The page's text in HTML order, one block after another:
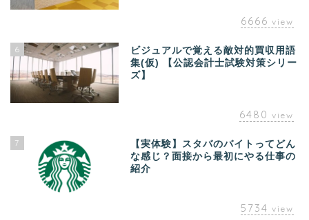
6666 view
6
ビジュアルで覚える敵対的買収用語
集(仮) 【公認会計士試験対策シリー
ズ】
6480 view
7
【実体験】スタバのバイトってどん
な感じ？面接から最初にやる仕事の
紹介
5734 view